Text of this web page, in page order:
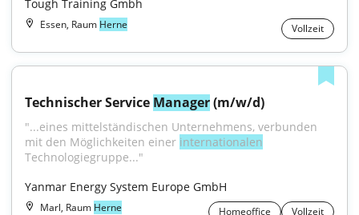
Tough Training Gmbh
Essen, Raum Herne Vollzeit
Technischer Service Manager (m/w/d)
"...eines mittelständischen Unternehmens, verbunden
mit den Möglichkeiten einer internationalen
Technologiegruppe..."
Yanmar Energy System Europe GmbH
Marl, Raum Herne Homeoffice Vollzeit